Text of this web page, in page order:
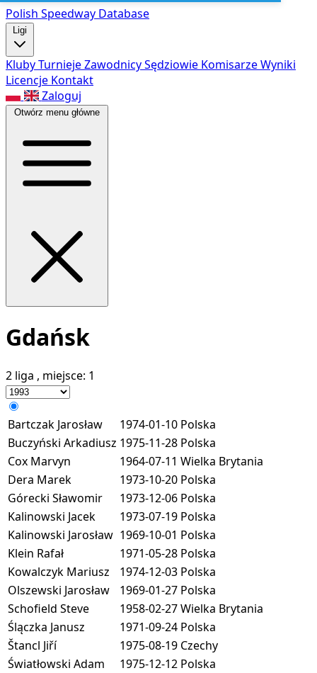
Polish Speedway Database
Ligi
KlubyTurniejeZawodnicySędziowie KomisarzeWyniki
Licencje Kontakt
Zaloguj
Otwórz menu główne
Gdańsk
2 liga , miejsce: 1
Bartczak Jarosław 1974-01-10 Polska
Buczyński Arkadiusz 1975-11-28 Polska
Cox Marvyn
1964-07-11 Wielka Brytania
Dera Marek
1973-10-20 Polska
Górecki Sławomir
1973-12-06 Polska
Kalinowski Jacek
1973-07-19 Polska
Kalinowski Jarosław 1969-10-01 Polska
Klein Rafał
1971-05-28 Polska
Kowalczyk Mariusz
1974-12-03 Polska
Olszewski Jarosław
1969-01-27 Polska
Schofield Steve
1958-02-27Wielka Brytania
Ślączka Janusz
1971-09-24 Polska
Štancl Jiří
1975-08-19 Czechy
Światłowski Adam
1975-12-12 Polska